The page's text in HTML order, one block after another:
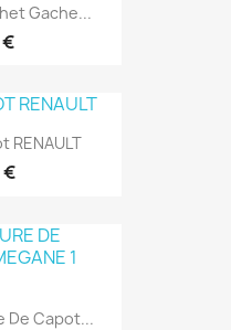
Gache...
€
RENAULT
€
De Capot...